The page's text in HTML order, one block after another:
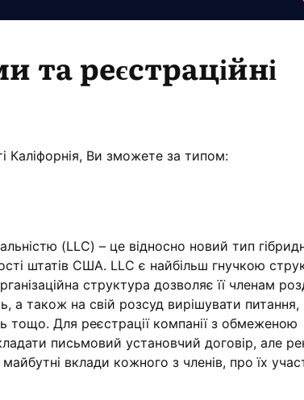
та реєстраційні
Каліфорнія, Ви зможете за типом:
(LLC) – це відносно новий тип
штатів США. LLC є найбільш гнучкою
структура дозволяє її членам
а також на свій розсуд вирішувати питання,
тощо. Для реєстрації компанії з обмеженою
письмовий установчий договір, але
вклади кожного з членів, про їх